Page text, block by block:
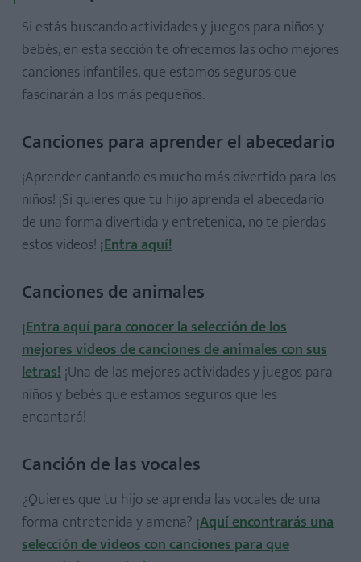
Manualidades para el Día del Padre
Manualidades con fotos
Manualidades con rollos de papel higiénico
Papiroflexia para niños
Manualidades con cápsulas de café
10 adivinanzas fáciles para niños
Chistes para niños
10 experimentos fáciles para niños
Juegos de plastilina para niños
Cuentos infantiles cortos
Cuento de Caperucita Roja en inglés
Si estás buscando actividades y juegos para niños y
bebés, en esta sección te ofrecemos las ocho mejores
canciones infantiles, que estamos seguros que
fascinarán a los más pequeños.
Canciones para aprender el abecedario
¡Aprender cantando es mucho más divertido para los
niños! ¡Si quieres que tu hijo aprenda el abecedario
de una forma divertida y entretenida, no te pierdas
estos videos! ¡Entra aquí!
Canciones de animales
¡Entra aquí para conocer la selección de los
mejores videos de canciones de animales con sus
letras!¡Una de las mejores actividades y juegos para
niños y bebés que estamos seguros que les
encantará!
Canción de las vocales
¿Quieres que tu hijo se aprenda las vocales de una
forma entretenida y amena? ¡Aquí encontrarás una
selección de videos con canciones para que